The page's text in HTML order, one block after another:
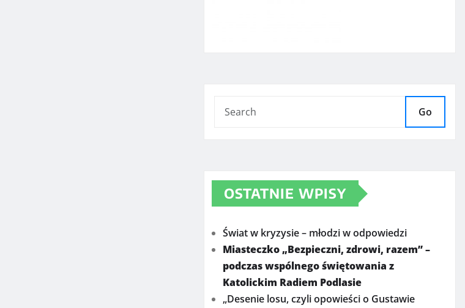
Go
OSTATNIE WPISY
Świat w kryzysie – młodzi w odpowiedzi
Miasteczko „Bezpieczni, zdrowi, razem” –
podczas wspólnego świętowania z
Katolickim Radiem Podlasie
„Desenie losu, czyli opowieści o Gustawie